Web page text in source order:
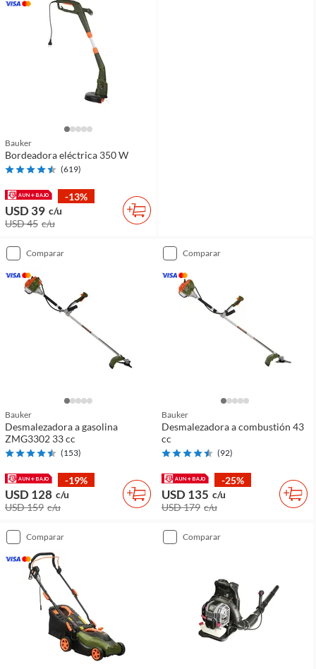
Bauker
Bordeadora eléctrica 350 W
(619)
-13%
USD 39 c/u
USD 45 c/u
comparar
Bauker
Desmalezadora a gasolina
ZMG3302 33 cc
(153)
-19%
USD 128 c/u
USD 159 c/u
comparar
Bauker
Desmalezadora a combustión 43
cc
(92)
-25%
USD 135 c/u
USD 179 c/u
comparar comparar